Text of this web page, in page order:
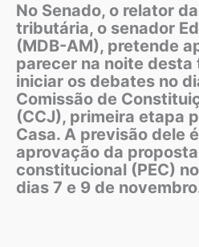
No Senado, o relator
tributária, o senador
(MDB-AM), pretende
parecer na noite
iniciar os debates no
Comissão de
(CCJ), primeira etapa
Casa. A previsão dele
aprovação da
constitucional (PEC)
dias 7 e 9 de